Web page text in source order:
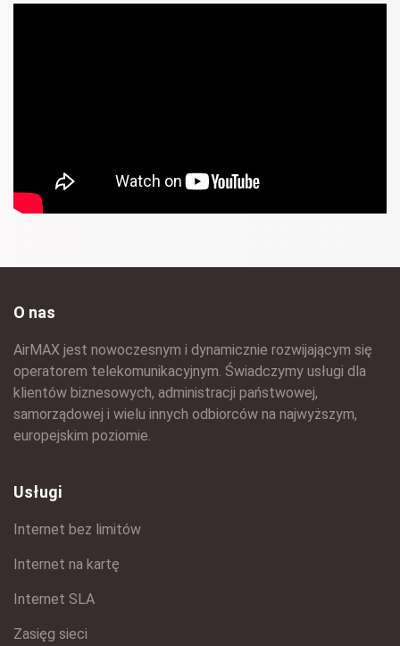
O nas
AirMAX jest nowoczesnym i dynamicznie rozwijającym się
operatorem telekomunikacyjnym. Świadczymy usługi dla
klientów biznesowych, administracji państwowej,
samorządowej i wielu innych odbiorców na najwyższym,
europejskim poziomie.
Usługi
Internet bez limitów
Internet na kartę
Internet SLA
Zasięg sieci